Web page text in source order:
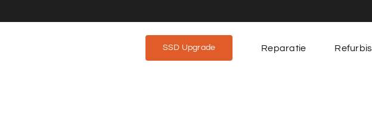
SSD Upgrade Reparatie